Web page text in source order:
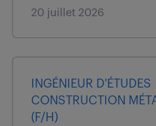
20 juillet 2026
INGÉNIEUR D'ÉTUDES
CONSTRUCTION
(F/H)